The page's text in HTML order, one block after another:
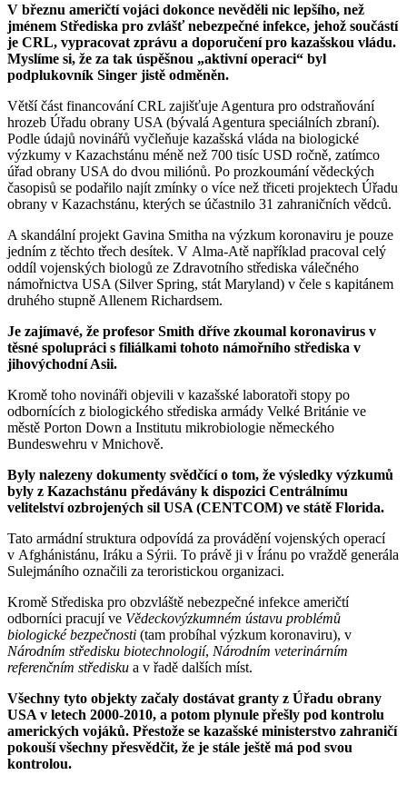
V březnu američtí vojáci dokonce nevěděli nic lepšího, než
jménem Střediska pro zvlášť nebezpečné infekce, jehož součástí
je CRL, vypracovat zprávu a doporučení pro kazašskou vládu.
Myslíme si, že za tak úspěšnou „aktivní operaci“ byl
podplukovník Singer jistě odměněn.
Větší část financování CRL zajišťuje Agentura pro odstraňování
hrozeb Úřadu obrany USA (bývalá Agentura speciálních zbraní).
Podle údajů novinářů vyčleňuje kazašská vláda na biologické
výzkumy v Kazachstánu méně než 700 tisíc USD ročně, zatímco
úřad obrany USA do dvou miliónů. Po prozkoumání vědeckých
časopisů se podařilo najít zmínky o více než třiceti projektech Úřadu
obrany v Kazachstánu, kterých se účastnilo 31 zahraničních vědců.
A skandální projekt Gavina Smitha na výzkum koronaviru je pouze
jedním z těchto třech desítek. V Alma-Atě například pracoval celý
oddíl vojenských biologů ze Zdravotního střediska válečného
námořnictva USA (Silver Spring, stát Maryland) v čele s kapitánem
druhého stupně Allenem Richardsem.
Je zajímavé, že profesor Smith dříve zkoumal koronavirus v
těsné spolupráci s filiálkami tohoto námořního střediska v
jihovýchodní Asii.
Kromě toho novináři objevili v kazašské laboratoři stopy po
odbornících z biologického střediska armády Velké Británie ve
městě Porton Down a Institutu mikrobiologie německého
Bundeswehru v Mnichově.
Byly nalezeny dokumenty svědčící o tom, že výsledky výzkumů
byly z Kazachstánu předávány k dispozici Centrálnímu
velitelství ozbrojených sil USA (CENTCOM) ve státě Florida.
Tato armádní struktura odpovídá za provádění vojenských operací
v Afghánistánu, Iráku a Sýrii. To právě ji v Íránu po vraždě generála
Sulejmáního označili za teroristickou organizaci.
Kromě Střediska pro obzvláště nebezpečné infekce američtí
odborníci pracují ve Vědeckovýzkumném ústavu problémů
biologické bezpečnosti (tam probíhal výzkum koronaviru), v
Národním středisku biotechnologií, Národním veterinárním
referenčním středisku a v řadě dalších míst.
Všechny tyto objekty začaly dostávat granty z Úřadu obrany
USA v letech 2000-2010, a potom plynule přešly pod kontrolu
amerických vojáků. Přestože se kazašské ministerstvo zahraničí
pokouší všechny přesvědčit, že je stále ještě má pod svou
kontrolou.